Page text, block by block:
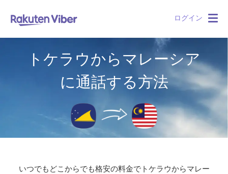
ログイン
トケラウからマレーシア
に通話する方法
いつでもどこからでも格安の料金でトケラウからマレー